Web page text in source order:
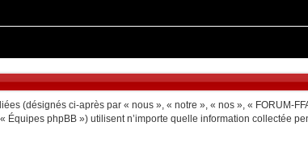
(désignés ci-après par « nous », « notre », « nos », « FORUM-
phpBB ») utilisent n’importe quelle information collectée